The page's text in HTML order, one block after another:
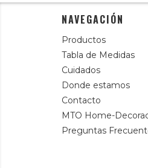
NAVEGACIÓN
Productos
Tabla de Medidas
Cuidados
Donde estamos
Contacto
MTO Home-
Preguntas